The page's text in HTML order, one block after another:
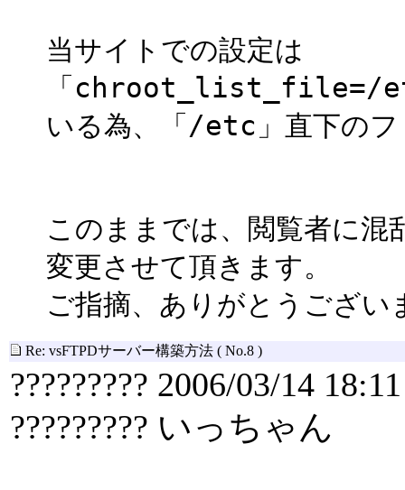
当サイトでの設定は
「chroot_list_file=/
いる為、「/etc」直下のフ
このままでは、閲覧者に
変更させて頂きます。
ご指摘、ありがとうござい
Re: vsFTPDサーバー構築方法 ( No.8 )
????????? 2006/03/14 18:11
????????? いっちゃん